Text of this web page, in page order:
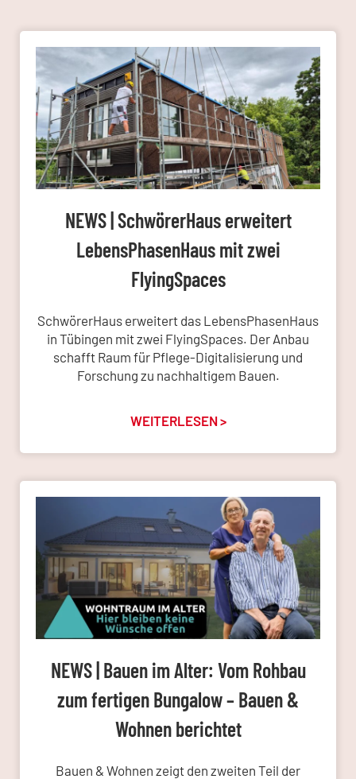
NEWS | SchwörerHaus erweitert
LebensPhasenHaus mit zwei
FlyingSpaces
SchwörerHaus erweitert das LebensPhasenHaus
in Tübingen mit zwei FlyingSpaces. Der Anbau
schafft Raum für Pflege-Digitalisierung und
Forschung zu nachhaltigem Bauen.
WEITERLESEN >
NEWS | Bauen im Alter: Vom Rohbau
zum fertigen Bungalow – Bauen &
Wohnen berichtet
Bauen & Wohnen zeigt den zweiten Teil der